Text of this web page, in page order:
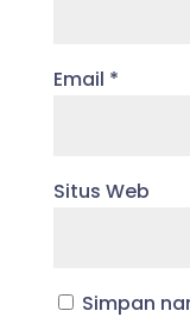
Email *
Situs Web
Simpan